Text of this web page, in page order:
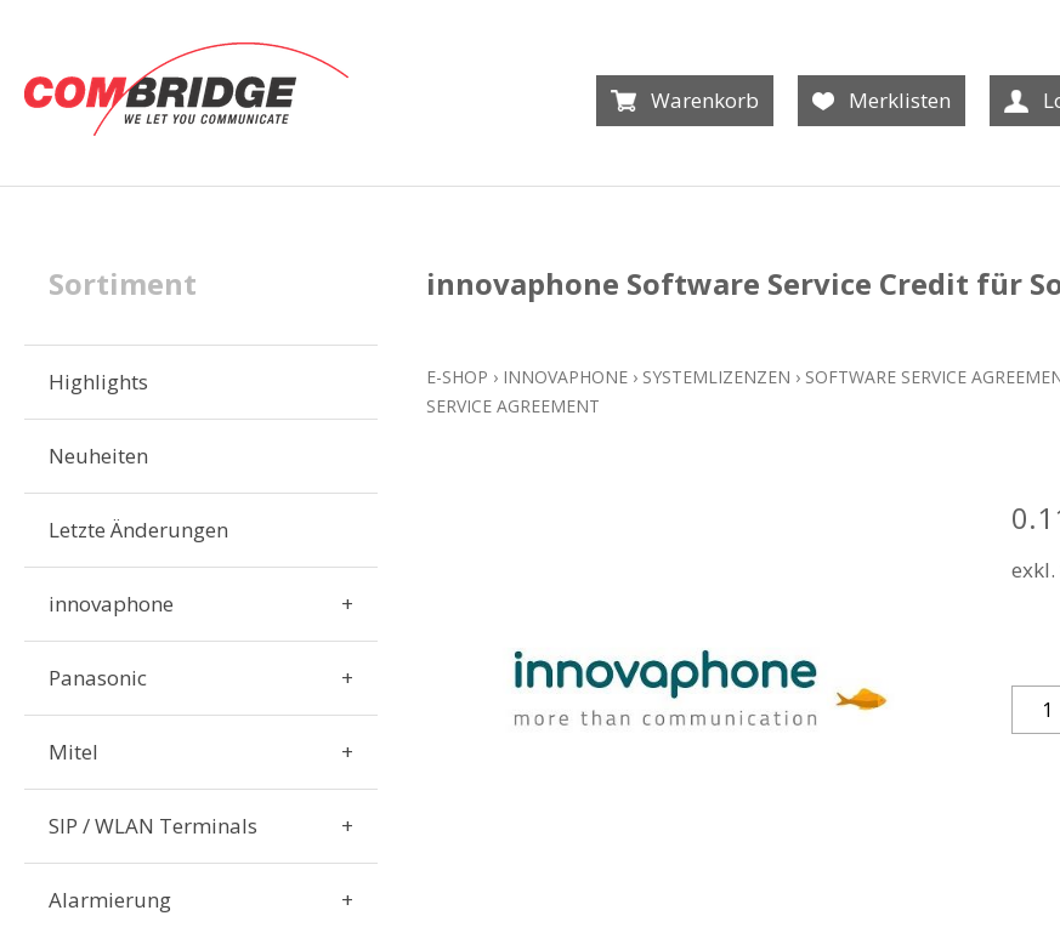
Warenkorb Merklisten
Sortiment
Highlights
Neuheiten
Letzte Änderungen
innovaphone
Panasonic
Mitel
SIP / WLAN Terminals
Alarmierung
innovaphone Software Service Credit für
E-SHOP › INNOVAPHONE › SYSTEMLIZENZEN › SOFTWARE SERVICE
SERVICE AGREEMENT
exkl.